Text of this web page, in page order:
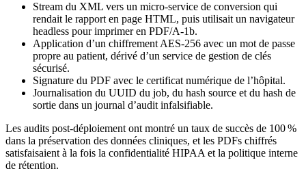
Stream du XML vers un micro‑service de conversion qui
rendait le rapport en page HTML, puis utilisait un navigateur
headless pour imprimer en PDF/A‑1b.
Application d’un chiffrement AES‑256 avec un mot de passe
propre au patient, dérivé d’un service de gestion de clés
sécurisé.
Signature du PDF avec le certificat numérique de l’hôpital.
Journalisation du UUID du job, du hash source et du hash de
sortie dans un journal d’audit infalsifiable.
Les audits post‑déploiement ont montré un taux de succès de 100 %
dans la préservation des données cliniques, et les PDFs chiffrés
satisfaisaient à la fois la confidentialité HIPAA et la politique interne
de rétention.